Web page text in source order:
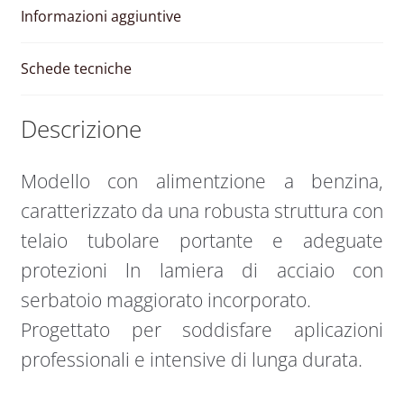
Informazioni aggiuntive
Schede tecniche
Descrizione
Modello con alimentzione a benzina,
caratterizzato da una robusta struttura con
telaio tubolare portante e adeguate
protezioni ln lamiera di acciaio con
serbatoio maggiorato incorporato.
Progettato per soddisfare aplicazioni
professionali e intensive di lunga durata.